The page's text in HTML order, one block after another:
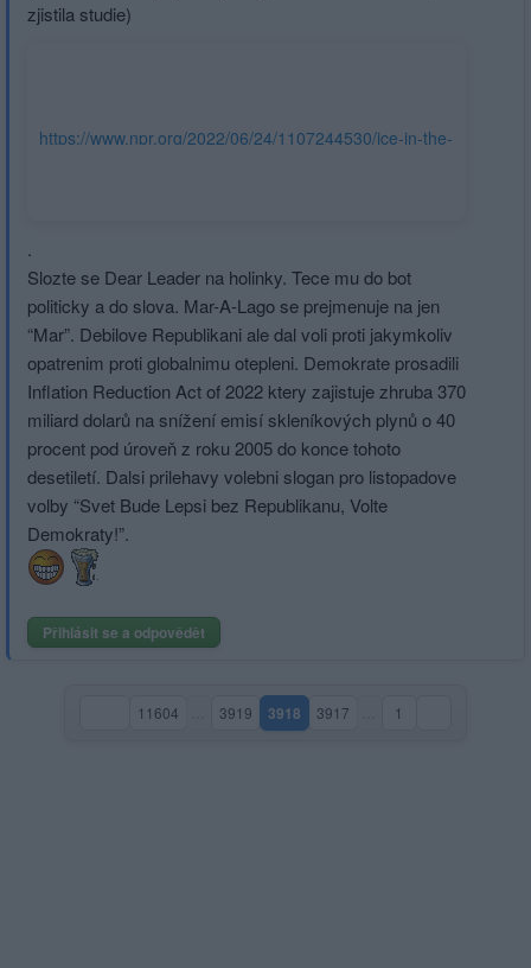
zjistila studie)
https://www.npr.org/2022/06/24/1107244530/ice-in-the-
.
Slozte se Dear Leader na holinky. Tece mu do bot
politicky a do slova. Mar-A-Lago se prejmenuje na jen
“Mar”. Debilove Republikani ale dal voli proti jakymkoliv
opatrenim proti globalnimu otepleni. Demokrate prosadili
Inflation Reduction Act of 2022 ktery zajistuje zhruba 370
miliard dolarů na snížení emisí skleníkových plynů o 40
procent pod úroveň z roku 2005 do konce tohoto
desetiletí. Dalsi prilehavy volebni slogan pro listopadove
volby “Svet Bude Lepsi bez Republikanu, Volte
Demokraty!”.
Přihlásit se a odpovědět
11604 3919 3918(aktuální strana)
3917 1